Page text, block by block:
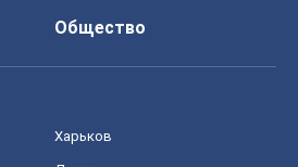
Общество
Харьков